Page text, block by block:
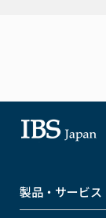
製品・サービス